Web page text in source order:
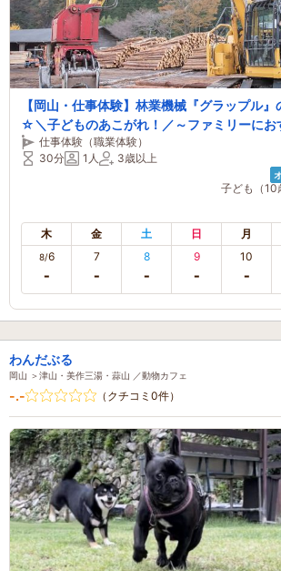
【岡山・仕事体験】林業機械『グラップル
☆＼子どものあこがれ！／～ファミリーにお
仕事体験（職業体験）
30分
1人 3歳以上
子ども（10
木 金 土 日 月
8/6 7 8 9 10
わんだぶる
岡山 ＞津山・美作三湯・蒜山 ／動物カフェ
-.- （クチコミ0件）